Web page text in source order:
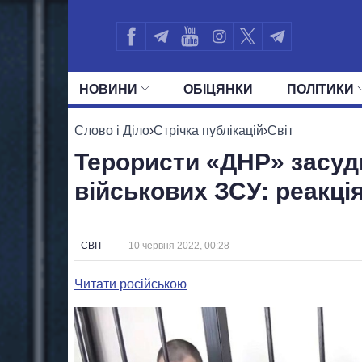
НОВИНИ ОБIЦЯНКИ ПОЛIТИКИ
УСІ ПОЛІТИКИ ПРЕЗИДЕНТ І ОФІС
Слово і Діло›Стрічка публікацій›Світ
Терористи «ДНР»
військових ЗСУ:
СВІТ 10 червня 2022, 00:28
Читати російською